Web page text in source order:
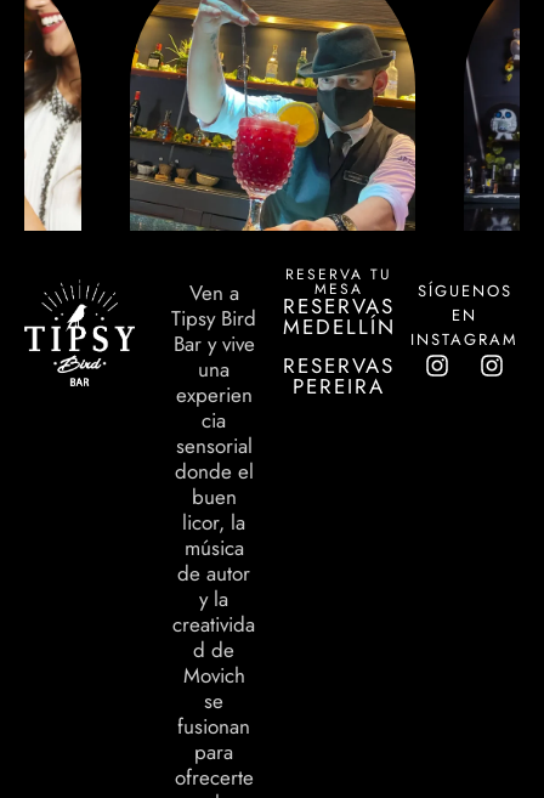
Ven a
Tipsy Bird
Bar y vive
una
experien
cia
sensorial
donde el
buen
licor, la
música
de autor
y la
creativida
d de
Movich
se
fusionan
para
ofrecerte
RESERVA TU
MESA
RESERVAS
MEDELLÍN
RESERVAS
PEREIRA
SÍGUENOS
EN
INSTAGRAM